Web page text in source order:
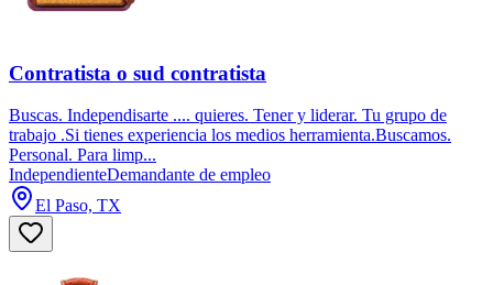
Contratista o sud contratista
Buscas. Independisarte .... quieres. Tener y liderar. Tu grupo de
trabajo .Si tienes experiencia los medios herramienta.Buscamos.
Personal. Para limp...
IndependienteDemandante de empleo
El Paso, TX